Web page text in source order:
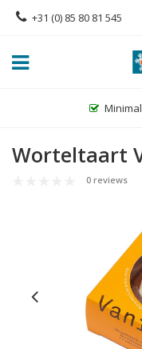
+31 (0) 85 80 81 545
Worteltaart
0 reviews